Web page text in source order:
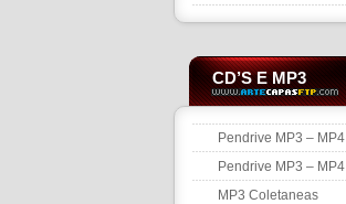
CD’S E MP3
Pendrive MP3 – MP4
Pendrive MP3 – MP4
MP3 Coletaneas